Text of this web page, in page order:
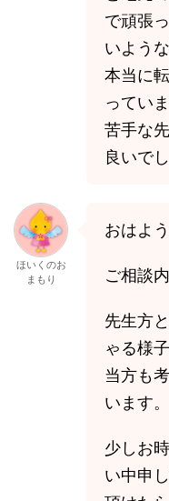
で頑張
いよう
本当に
っていま
苦手な
良いで
ほいくのお
まもり
おはよ
ご相談
先生方
ゃる様
当方も
います。
少しお
い中申